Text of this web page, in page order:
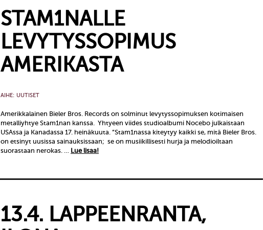
STAM1NALLE
LEVYTYSSOPIMUS
AMERIKASTA
AIHE: UUTISET
Amerikkalainen Bieler Bros. Records on solminut levytyssopimuksen kotimaisen
metalliyhtye Stam1nan kanssa. Yhtyeen viides studioalbumi Nocebo julkaistaan
USAssa ja Kanadassa 17. heinäkuuta. ”Stam1nassa kiteytyy kaikki se, mitä Bieler Bros.
on etsinyt uusissa sainauksissaan; se on musiikillisesti hurja ja melodioiltaan
suorastaan nerokas. … Lue lisaa!
13.4. LAPPEENRANTA,